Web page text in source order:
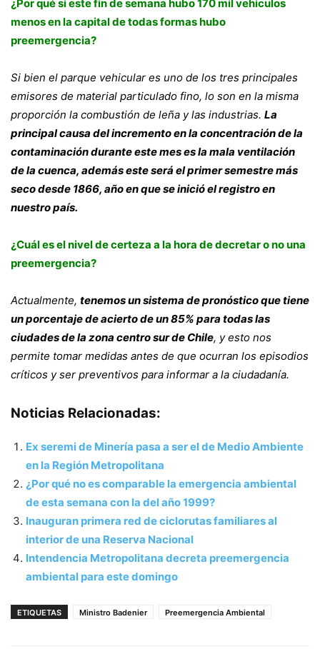
¿Por qué si este fin de semana hubo 170 mil vehículos
menos en la capital de todas formas hubo
preemergencia?
Si bien el parque vehicular es uno de los tres principales
emisores de material particulado fino, lo son en la misma
proporción la combustión de leña y las industrias. La
principal causa del incremento en la concentración de la
contaminación durante este mes es la mala ventilación
de la cuenca, además este será el primer semestre más
seco desde 1866, año en que se inició el registro en
nuestro país.
¿Cuál es el nivel de certeza a la hora de decretar o no una
preemergencia?
Actualmente, tenemos un sistema de pronóstico que tiene
un porcentaje de acierto de un 85% para todas las
ciudades de la zona centro sur de Chile, y esto nos
permite tomar medidas antes de que ocurran los episodios
críticos y ser preventivos para informar a la ciudadanía.
Noticias Relacionadas:
Ex seremi de Minería pasa a ser el de Medio Ambiente
en la Región Metropolitana
¿Por qué no es comparable la emergencia ambiental
de esta semana con la del año 1999?
Inauguran primera red de ciclorutas familiares al
interior de una Reserva Nacional
Intendencia Metropolitana decreta preemergencia
ambiental para este domingo
ETIQUETAS Ministro Badenier Preemergencia Ambiental